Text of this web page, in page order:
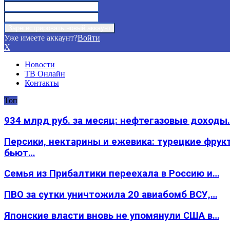
Уже имеете аккаунт?Войти
X
Новости
ТВ Онлайн
Контакты
Топ
934 млрд руб. за месяц: нефтегазовые
Персики, нектарины и ежевика: турецкие
бьют…
Семья из Прибалтики переехала в Россию и…
ПВО за сутки уничтожила 20 авиабомб ВСУ,…
Японские власти вновь не упомянули США в…